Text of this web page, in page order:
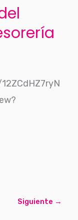
Siguiente →